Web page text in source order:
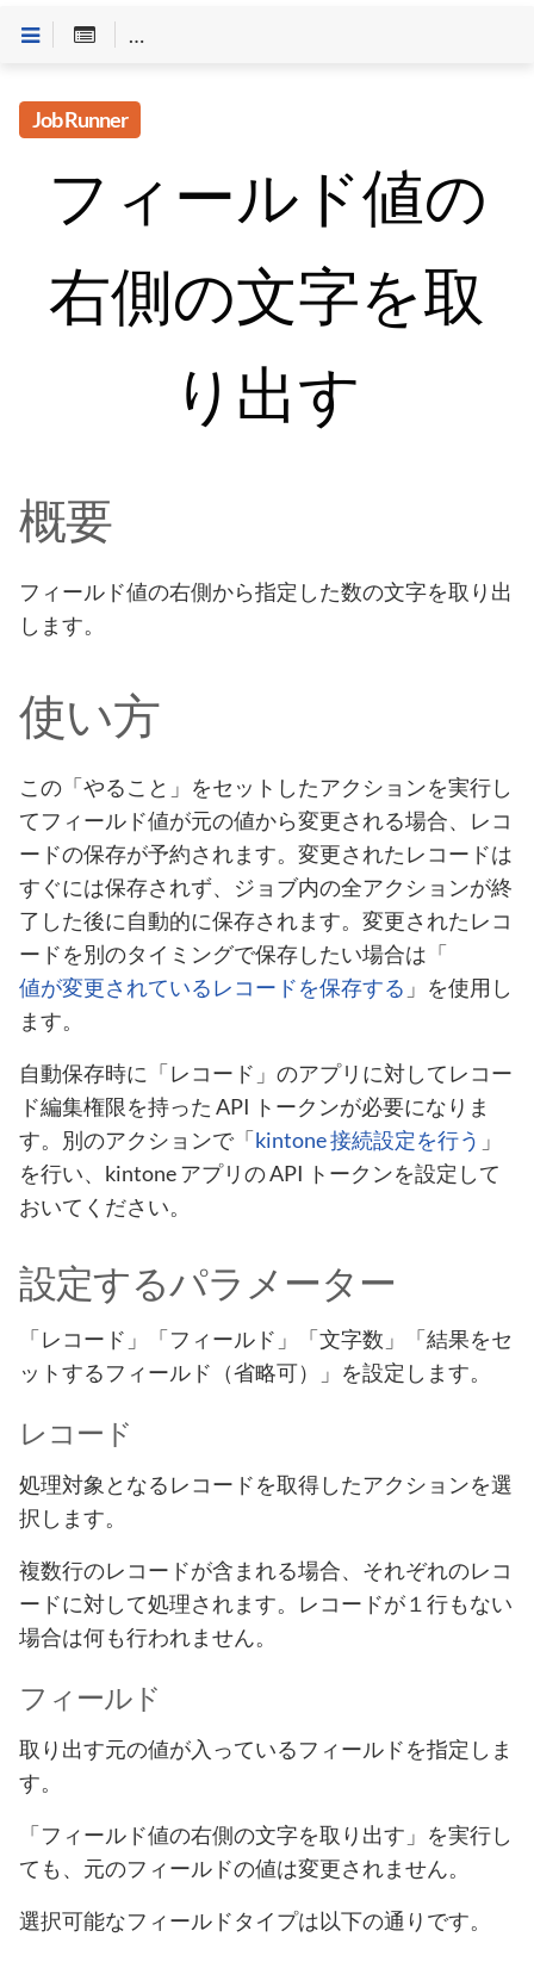
Customineドキュメントへようこそ
Job Runner
フィールド値の
右側の文字を取
り出す
概要
フィールド値の右側から指定した数の文字を取り出
します。
使い方
この「やること」をセットしたアクションを実行し
てフィールド値が元の値から変更される場合、レコ
ードの保存が予約されます。変更されたレコードは
すぐには保存されず、ジョブ内の全アクションが終
了した後に自動的に保存されます。変更されたレコ
ードを別のタイミングで保存したい場合は「
値が変更されているレコードを保存する 」を使用し
ます。
自動保存時に「レコード」のアプリに対してレコー
ド編集権限を持った API トークンが必要になりま
す。別のアクションで「kintone 接続設定を行う 」
を行い、kintone アプリの API トークンを設定して
おいてください。
設定するパラメーター
「レコード」「フィールド」「文字数」「結果をセ
ットするフィールド（省略可）」を設定します。
レコード
処理対象となるレコードを取得したアクションを選
択します。
複数行のレコードが含まれる場合、それぞれのレコ
ードに対して処理されます。レコードが１行もない
場合は何も行われません。
フィールド
取り出す元の値が入っているフィールドを指定しま
す。
「フィールド値の右側の文字を取り出す」を実行し
ても、元のフィールドの値は変更されません。
選択可能なフィールドタイプは以下の通りです。